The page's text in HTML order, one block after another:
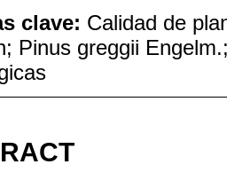
clave: Calidad de
Pinus greggii